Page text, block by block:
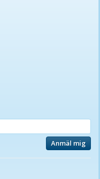
Anmäl mig